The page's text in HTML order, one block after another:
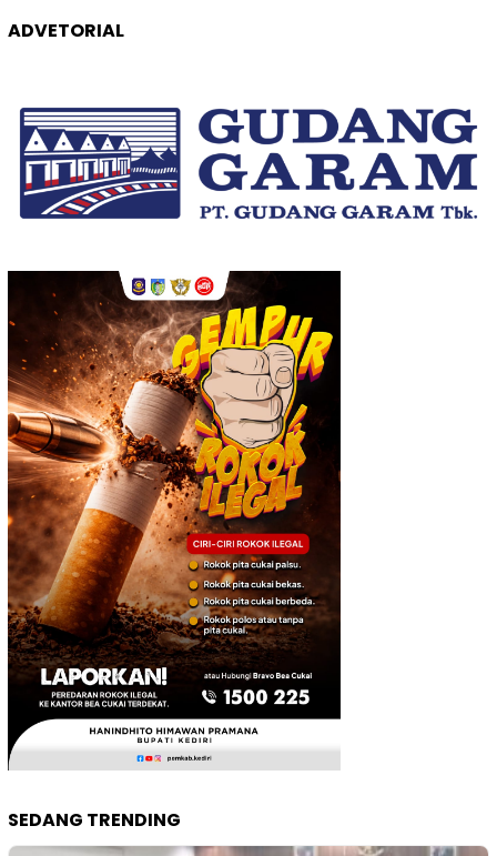
ADVETORIAL
SEDANG TRENDING